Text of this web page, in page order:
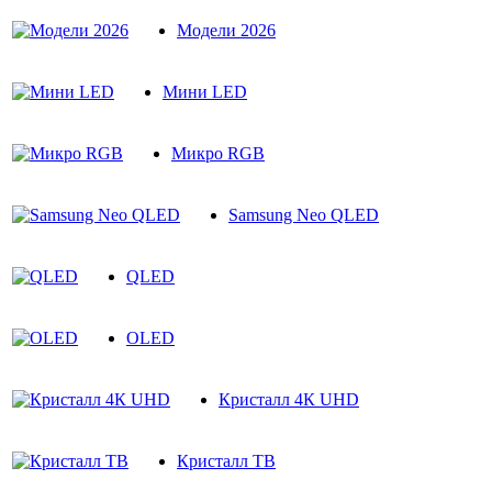
Модели 2026
Мини LED
Микро RGB
Samsung Neo QLED
QLED
OLED
Кристалл 4К UHD
Кристалл ТВ